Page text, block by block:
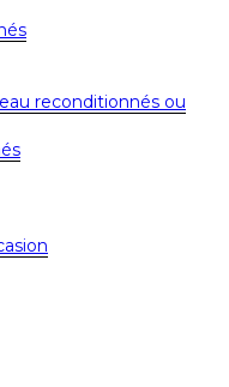
reconditionnés ou